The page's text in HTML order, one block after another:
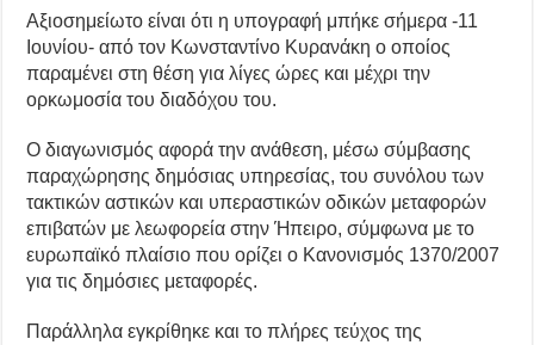
Αξιοσημείωτο είναι ότι η υπογραφή μπήκε σήμερα -11
Ιουνίου- από τον Κωνσταντίνο Κυρανάκη ο οποίος
παραμένει στη θέση για λίγες ώρες και μέχρι την
ορκωμοσία του διαδόχου του.
Ο διαγωνισμός αφορά την ανάθεση, μέσω σύμβασης
παραχώρησης δημόσιας υπηρεσίας, του συνόλου των
τακτικών αστικών και υπεραστικών οδικών μεταφορών
επιβατών με λεωφορεία στην Ήπειρο, σύμφωνα με το
ευρωπαϊκό πλαίσιο που ορίζει ο Κανονισμός 1370/2007
για τις δημόσιες μεταφορές.
Παράλληλα εγκρίθηκε και το πλήρες τεύχος της